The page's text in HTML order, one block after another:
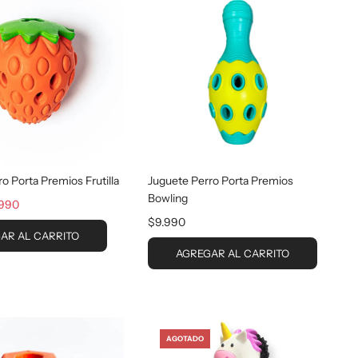
Porta Premios Frutilla
AL CARRITO
Juguete Perro Porta Premios
Bowling
$9.990
AGREGAR AL CARRITO
AGOTADO